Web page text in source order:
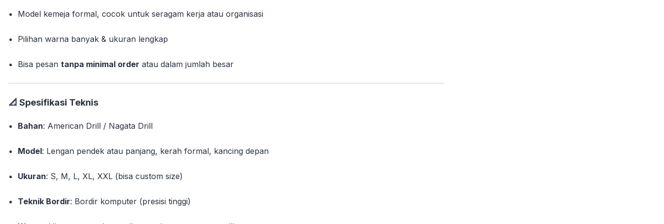
Model kemeja formal, cocok untuk seragam kerja atau organisasi
Pilihan warna banyak & ukuran lengkap
Bisa pesantanpa minimal order atau dalam jumlah besar
📐 Spesifikasi Teknis
Bahan: American Drill / Nagata Drill
Model: Lengan pendek atau panjang, kerah formal, kancing depan
Ukuran: S, M, L, XL, XXL (bisa custom size)
Teknik Bordir: Bordir komputer (presisi tinggi)